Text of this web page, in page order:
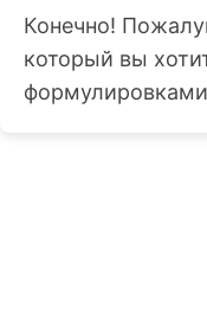
Конечно!
который вы